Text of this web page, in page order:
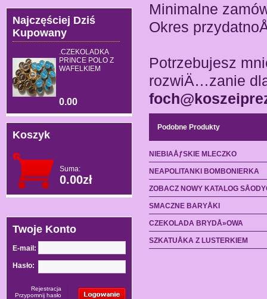
Najczęściej Dziś
Kupowany
.CZEKOLADKA
PRINCE POLO Z
WAFELKIEM
0.00
Koszyk
Suma:
0.00zł
Twoje Konto
E-mail:
Hasło:
Rejestracja
Przypomnij hasło
Minimalne
Okres
Potrzebujesz
rozwiÄ…zanie
Podobne Produkty
NIEBIAÅƒSKIE MLECZKO
NEAPOLITANKI BOMBONIERKA
ZOBACZ NOWY KATALOG
SMACZNE BARYÅKI
CZEKOLADA BRYDÅ»OWA
SZKATUÅKA Z LUSTERKIEM